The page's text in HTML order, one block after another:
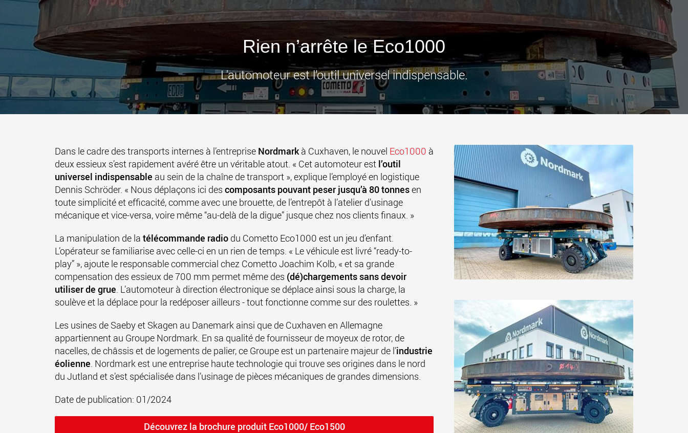
États-Unis
www.morello.us.com
jusqu’à 25 000 t et au-delà
www.cometto.com
Rien n’arrête le Eco1000
L'automoteur est l’outil universel indispensable.
Dans le cadre des transports internes à l’entreprise Nordmarkà Cuxhaven, le nouvel Eco1000 à
deux essieux s’est rapidement avéré être un véritable atout. « Cet automoteur est l’outil
universel indispensable au sein de la chaîne de transport », explique l’employé en logistique
Dennis Schröder. « Nous déplaçons ici des composants pouvant peser jusqu’à 80 tonnesen
toute simplicité et efficacité, comme avec une brouette, de l’entrepôt à l’atelier d’usinage
mécanique et vice-versa, voire même “au-delà de la digue” jusque chez nos clients finaux. »
La manipulation de la télécommande radio du Cometto Eco1000 est un jeu d’enfant.
L’opérateur se familiarise avec celle-ci en un rien de temps. « Le véhicule est livré “ready-to-
play” », ajoute le responsable commercial chez Cometto Joachim Kolb, « et sa grande
compensation des essieux de 700 mm permet même des (dé)chargements sans devoir
utiliser de grue. L’automoteur à direction électronique se déplace ainsi sous la charge, la
soulève et la déplace pour la redéposer ailleurs - tout fonctionne comme sur des roulettes. »
Les usines de Saeby et Skagen au Danemark ainsi que de Cuxhaven en Allemagne
appartiennent au Groupe Nordmark. En sa qualité de fournisseur de moyeux de rotor, de
nacelles, de châssis et de logements de palier, ce Groupe est un partenaire majeur de l’industrie
éolienne. Nordmark est une entreprise haute technologie qui trouve ses origines dans le nord
du Jutland et s’est spécialisée dans l’usinage de pièces mécaniques de grandes dimensions.
Date de publication: 01/2024
Découvrez la brochure produit Eco1000/ Eco1500